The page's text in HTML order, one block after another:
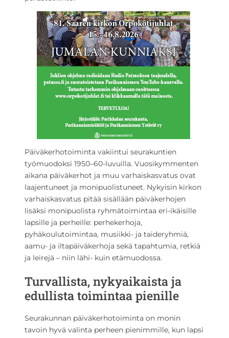
Päiväkerhotoiminta vakiintui seurakuntien
työmuodoksi 1950–60-luvuilla. Vuosikymmenten
aikana päiväkerhot ja muu varhaiskasvatus ovat
laajentuneet ja monipuolistuneet. Nykyisin kirkon
varhaiskasvatus pitää sisällään päiväkerhojen
lisäksi monipuolista ryhmätoimintaa eri-ikäisille
lapsille ja perheille: perhekerhoja,
pyhäkoulutoimintaa, musiikki- ja taideryhmiä,
aamu- ja iltapäiväkerhoja sekä tapahtumia, retkiä
ja leirejä – niin lähi- kuin etämuodossa.
Turvallista, nykyaikaista ja
edullista toimintaa pienille
Seurakunnan päiväkerhotoiminta on monin
tavoin hyvä valinta perheen pienimmille, kun lapsi